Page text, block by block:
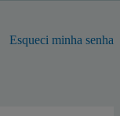
Esqueci minha senha